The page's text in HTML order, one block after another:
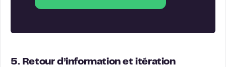
5. Retour d’information et itération